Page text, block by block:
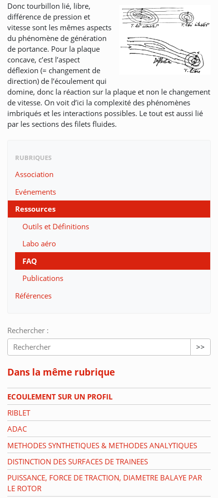
Donc tourbillon lié, libre,
différence de pression et
vitesse sont les mêmes aspects
du phénomène de génération
de portance. Pour la plaque
concave, c’est l’aspect
déflexion (= changement de
direction) de l’écoulement qui
domine, donc la réaction sur la plaque et non le changement
de vitesse. On voit d’ici la complexité des phénomènes
imbriqués et les interactions possibles. Le tout est aussi lié
par les sections des filets fluides.
RUBRIQUES
Association
Evénements
Ressources
Outils et Définitions
Labo aéro
FAQ
Publications
Références
Rechercher :
>>
Dans la même rubrique
ECOULEMENT SUR UN PROFIL
RIBLET
ADAC
METHODES SYNTHETIQUES & METHODES ANALYTIQUES
DISTINCTION DES SURFACES DE TRAINEES
PUISSANCE, FORCE DE TRACTION, DIAMETRE BALAYE PAR
LE ROTOR